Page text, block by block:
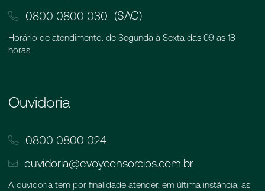
0800 0800 030 (SAC)
Horário de atendimento: de Segunda à Sexta das 09 as 18
horas.
Ouvidoria
0800 0800 024
ouvidoria@evoyconsorcios.com.br
A ouvidoria tem por finalidade atender, em última instância, as